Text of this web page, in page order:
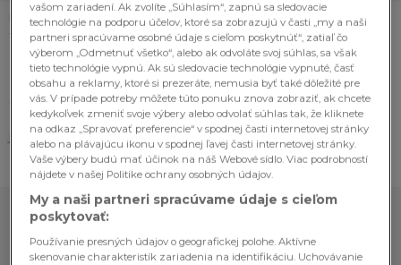
DIEVČATÁ
28-ročná kučeravá kráska
PROVOKUJE ako nikdy: Horúca
FOTO len pre verných fanúšikov!
Stela Riccioli je profesionálna modelka, ktorá
pochádza z Talianska. Má 27-rokov a na jej Instagrame
ju sleduje niečo cez sto tisíc fanúšikov. Stela má
nevinnú...
vašom zariadení. Ak zvolíte „Súhlasím“, zapnú sa sledovacie
technológie na podporu účelov, ktoré sa zobrazujú v časti „my a naši
partneri spracúvame osobné údaje s cieľom poskytnúť“, zatiaľ čo
výberom „Odmetnuť všetko“, alebo ak odvoláte svoj súhlas, sa však
tieto technológie vypnú. Ak sú sledovacie technológie vypnuté, časť
obsahu a reklamy, ktoré si prezeráte, nemusia byť také dôležité pre
vás. V prípade potreby môžete túto ponuku znova zobraziť, ak chcete
kedykoľvek zmeniť svoje výbery alebo odvolať súhlas tak, že kliknete
na odkaz „Spravovať preferencie“ v spodnej časti internetovej stránky
alebo na plávajúcu ikonu v spodnej ľavej časti internetovej stránky.
Vaše výbery budú mať účinok na náš Webové sídlo. Viac podrobností
nájdete v našej Politike ochrany osobných údajov.
My a naši partneri spracúvame údaje s cieľom
poskytovať:
Používanie presných údajov o geografickej polohe. Aktívne
skenovanie charakteristík zariadenia na identifikáciu. Uchovávanie